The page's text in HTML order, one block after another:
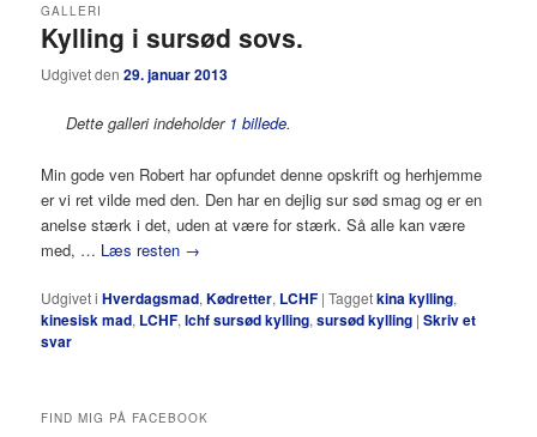
Kylling i sursød sovs.
GALLERI
Udgivet den29. januar 2013
Dette galleri indeholder 1 billede.
Min gode ven Robert har opfundet denne opskrift og herhjemme
er vi ret vilde med den. Den har en dejlig sur sød smag og er en
anelse stærk i det, uden at være for stærk. Så alle kan være
med, … Læs resten →
Udgivet i Hverdagsmad,Kødretter, LCHF |Taggetkina kylling,
kinesisk mad, LCHF,lchf sursød kylling,sursød kylling |Skriv et
svar
FIND MIG PÅ FACEBOOK